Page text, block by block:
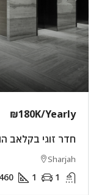
₪180K/Yearly
חדר זוגי בקלאב
Sharjah
1
1